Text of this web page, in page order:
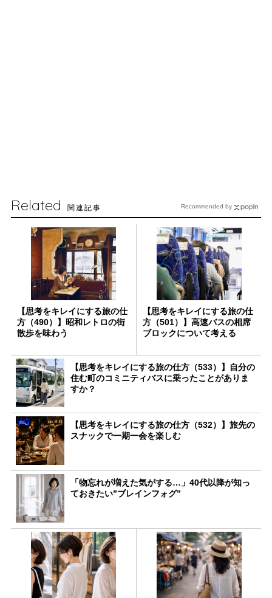
Related 関連記事
【思考をキレイにする旅の仕
方（490）】昭和レトロの街
散歩を味わう
【思考をキレイにする旅の仕
方（501）】高速バスの相席
ブロックについて考える
【思考をキレイにする旅の仕方（533）】自分の
住む町のコミニティバスに乗ったことがありま
すか？
【思考をキレイにする旅の仕方（532）】旅先の
スナックで一期一会を楽しむ
「物忘れが増えた気がする…」40代以降が知っ
ておきたい”ブレインフォグ”
Recommended by